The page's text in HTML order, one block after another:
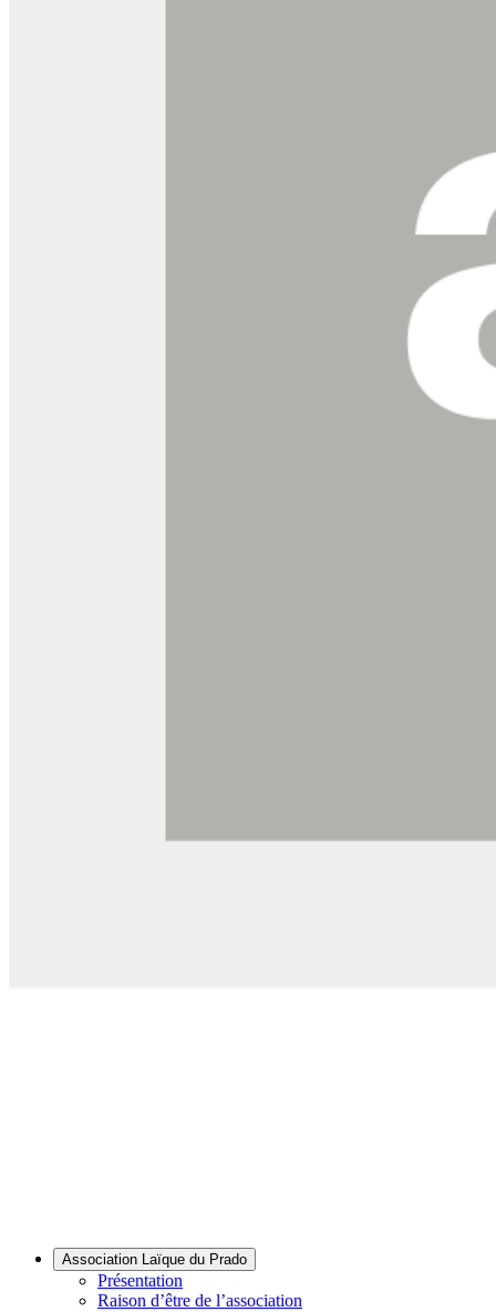
Association Laïque du Prado
Présentation
Raison d’être de l’association